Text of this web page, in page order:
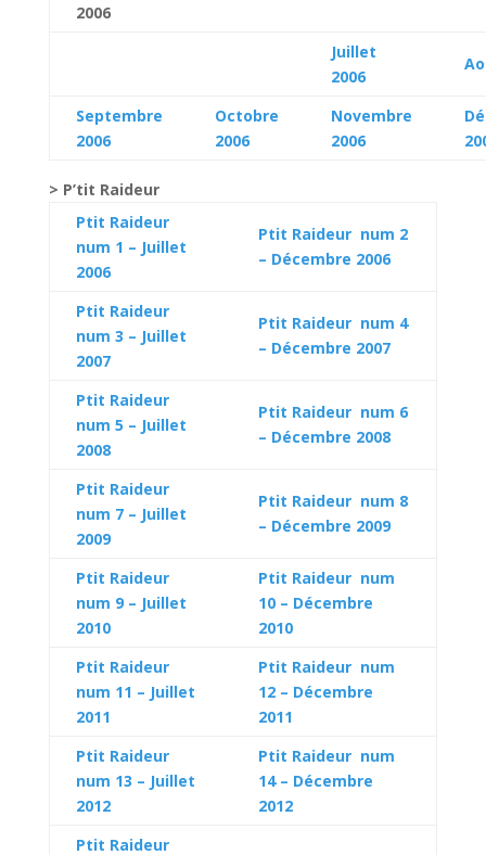
2006
Juillet
2006
Septembre
2006
Octobre
2006
Novembre
2006
> P’tit Raideur
Ptit Raideur
num 1 – Juillet
2006
Ptit Raideur num 2
– Décembre 2006
Ptit Raideur
num 3 – Juillet
2007
Ptit Raideur num 4
– Décembre 2007
Ptit Raideur
num 5 – Juillet
2008
Ptit Raideur num 6
– Décembre 2008
Ptit Raideur
num 7 – Juillet
2009
Ptit Raideur num 8
– Décembre 2009
Ptit Raideur
num 9 – Juillet
2010
Ptit Raideur num
10 – Décembre
2010
Ptit Raideur
num 11 – Juillet
2011
Ptit Raideur num
12 – Décembre
2011
Ptit Raideur
num 13 – Juillet
2012
Ptit Raideur num
14 – Décembre
2012
Ptit Raideur